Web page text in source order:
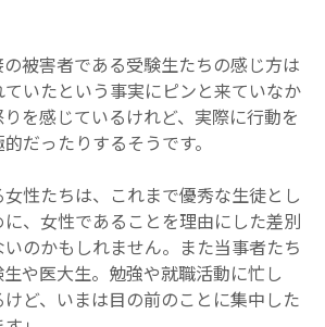
被害者である受験生たちの感じ方は
いたという事実にピンと来ていなか
を感じているけれど、実際に行動を
だったりするそうです。
女性たちは、これまで優秀な生徒とし
、女性であることを理由にした差別
のかもしれません。また当事者たち
や医大生。勉強や就職活動に忙し
ど、いまは目の前のことに集中した